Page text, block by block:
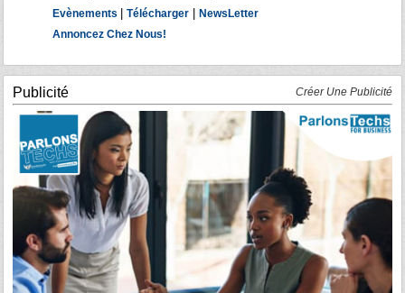
Evènements
Télécharger
NewsLetter
Annoncez Chez Nous!
Publicité Créer Une Publicité